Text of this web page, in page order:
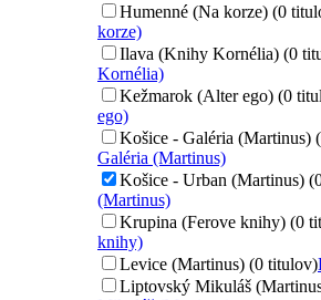
Humenné (Na korze) (0
korze)
Ilava (Knihy Kornélia) (0
Kornélia)
Kežmarok (Alter ego) (0
ego)
Košice - Galéria (Martinus)
Galéria (Martinus)
Košice - Urban (Martinus)
(Martinus)
Krupina (Ferove knihy) (0
knihy)
Levice (Martinus) (0 titulov)
Liptovský Mikuláš